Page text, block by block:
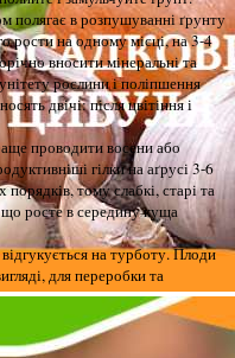
полягає в розпушуванні ґрунту
рости на одному місці, на 3-4
вносити мінеральні та
рослини і поліпшення
двічі: після цвітіння і
проводити восени або
гілки на аґрусі 3-6
тому слабкі, старі та
росте в середину куща
на турботу. Плоди
для переробки та